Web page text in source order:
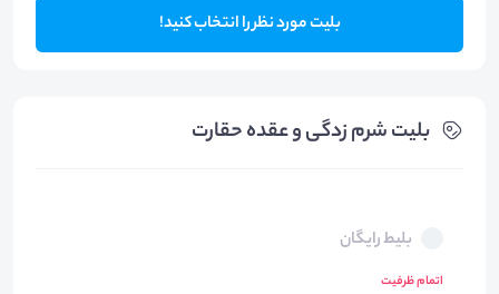
بلیت مورد نظر را انتخاب کنید!
بلیت‌ شرم زدگی و عقده حقارت
بلیط رایگان
اتمام ظرفیت